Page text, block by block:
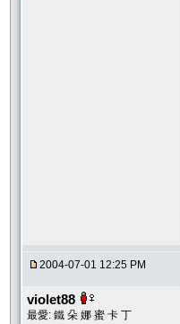
2004-07-01 12:25 PM
violet88
最愛: 鐵 朵 娜 蜜 卡 丁